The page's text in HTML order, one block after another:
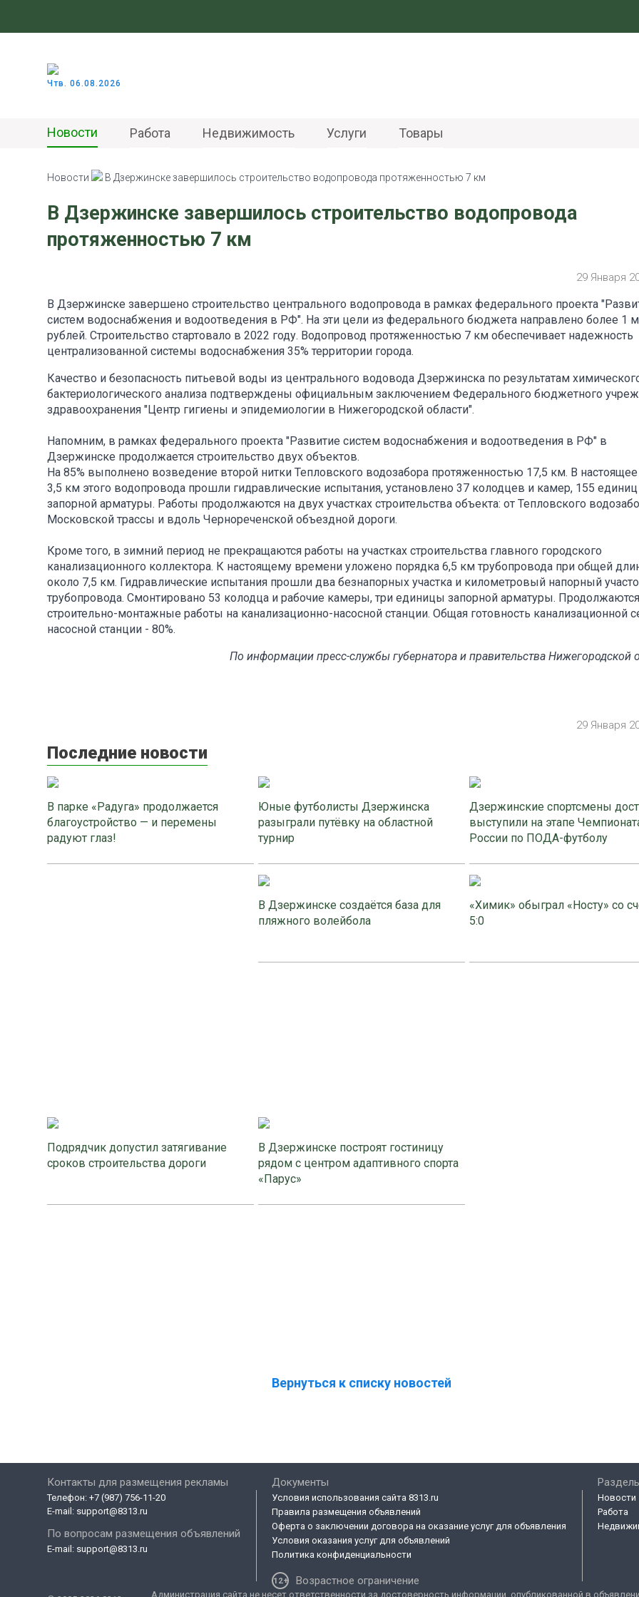
Чтв. 06.08.2026
Новости Работа Недвижимость Услуги Товары
Новости В Дзержинске завершилось строительство водопровода протяженностью 7 км
В Дзержинске завершилось строительство водопровода
протяженностью 7 км
29 Января
В Дзержинске завершено строительство центрального водопровода в рамках федерального проекта
систем водоснабжения и водоотведения в РФ". На эти цели из федерального бюджета направлено более 1
рублей. Строительство стартовало в 2022 году. Водопровод протяженностью 7 км обеспечивает надежность
централизованной системы водоснабжения 35% территории города.
Качество и безопасность питьевой воды из центрального водовода Дзержинска по результатам
бактериологического анализа подтверждены официальным заключением Федерального бюджетного
здравоохранения "Центр гигиены и эпидемиологии в Нижегородской области".
Напомним, в рамках федерального проекта "Развитие систем водоснабжения и водоотведения в РФ" в
Дзержинске продолжается строительство двух объектов.
На 85% выполнено возведение второй нитки Тепловского водозабора протяженностью 17,5 км. В
3,5 км этого водопровода прошли гидравлические испытания, установлено 37 колодцев и камер, 155 единиц
запорной арматуры. Работы продолжаются на двух участках строительства объекта: от Тепловского
Московской трассы и вдоль Чернореченской объездной дороги.
Кроме того, в зимний период не прекращаются работы на участках строительства главного городского
канализационного коллектора. К настоящему времени уложено порядка 6,5 км трубопровода при общей
около 7,5 км. Гидравлические испытания прошли два безнапорных участка и километровый напорный
трубопровода. Смонтировано 53 колодца и рабочие камеры, три единицы запорной арматуры. Продолжаются
строительно-монтажные работы на канализационно-насосной станции. Общая готовность канализационной
насосной станции - 80%.
По информации пресс-службы губернатора и правительства Нижегородской
29 Января
Последние новости
В парке «Радуга» продолжается
благоустройство — и перемены
радуют глаз!
Юные футболисты Дзержинска
разыграли путёвку на областной
турнир
Дзержинские спортсмены
выступили на этапе
России по ПОДА-футболу
В Дзержинске создаётся база для
пляжного волейбола
«Химик» обыграл «Носту» со
5:0
Подрядчик допустил затягивание
сроков строительства дороги
В Дзержинске построят гостиницу
рядом с центром адаптивного спорта
«Парус»
Вернуться к списку новостей
Контакты для размещения рекламы
Телефон: +7 (987) 756-11-20
E-mail: support@8313.ru
По вопросам размещения объявлений
E-mail: support@8313.ru
Документы
Условия использования сайта 8313.ru
Правила размещения объявлений
Оферта о заключении договора на оказание услуг для объявления
Условия оказания услуг для объявлений
Политика конфиденциальности
Возрастное ограничение
Новости
Работа
Администрация сайта не несет ответственности за достоверность информации, опубликованной в